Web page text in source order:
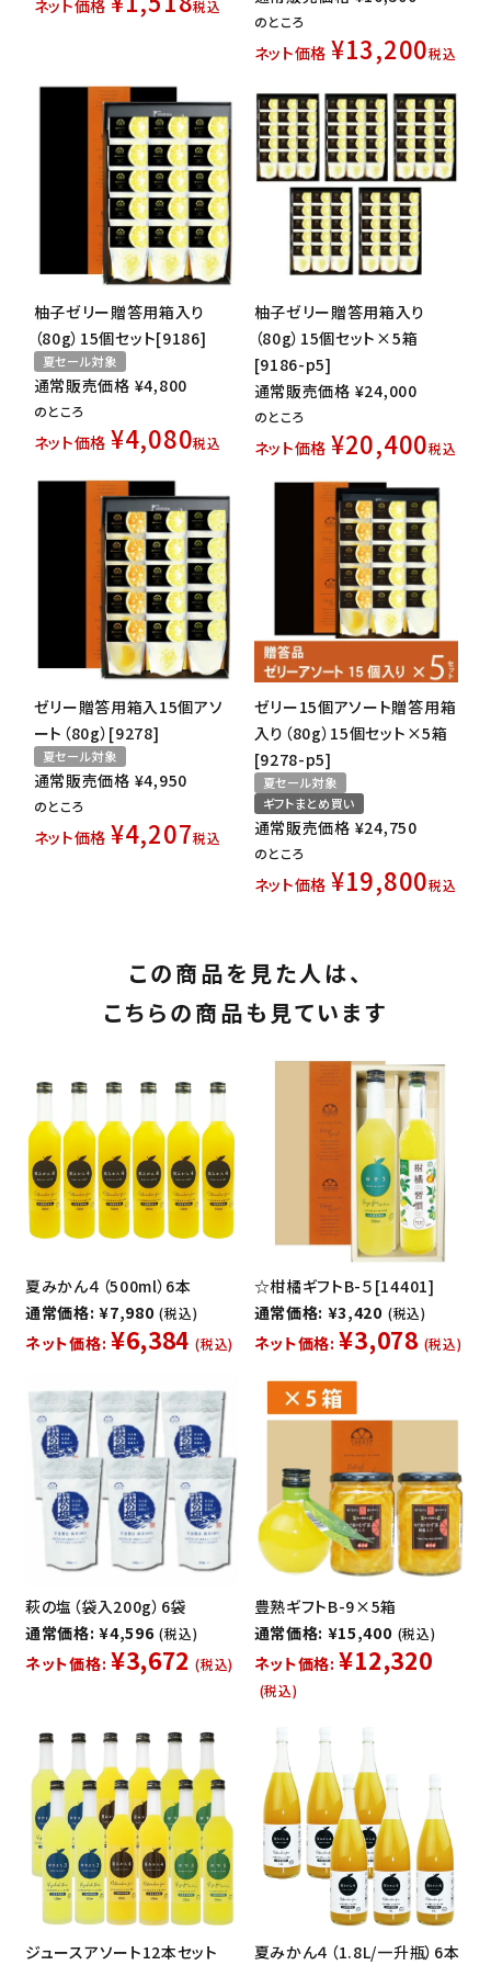
ネット価格 税込
のところ
ネット価格 ¥13,200税込
柚子ゼリー贈答用箱入り
（80g）15個セット[9186]
夏セール対象
通常販売価格 ¥4,800
のところ
ネット価格 ¥4,080税込
柚子ゼリー贈答用箱入り
（80g）15個セット×5箱
[9186-p5]
通常販売価格 ¥24,000
のところ
ネット価格 ¥20,400税込
ゼリー贈答用箱入15個アソ
ート（80g）[9278]
夏セール対象
通常販売価格 ¥4,950
のところ
ネット価格 ¥4,207税込
ゼリー15個アソート贈答用箱
入り（80g）15個セット×5箱
[9278-p5]
夏セール対象
ギフトまとめ買い
通常販売価格 ¥24,750
のところ
ネット価格 ¥19,800税込
この商品を見た人は、
こちらの商品も見ています
夏みかん４（500ml）6本
通常価格: ¥7,980 (税込)
ネット価格: ¥6,384 (税込)
☆柑橘ギフトB-５[14401]
通常価格: ¥3,420 (税込)
ネット価格: ¥3,078 (税込)
萩の塩（袋入200g）6袋
通常価格: ¥4,596 (税込)
ネット価格: ¥3,672 (税込)
豊熟ギフトB-9×5箱
通常価格: ¥15,400 (税込)
ネット価格: ¥12,320
(税込)
ジュースアソート12本セット
夏みかん４（1.8L/一升瓶）6本